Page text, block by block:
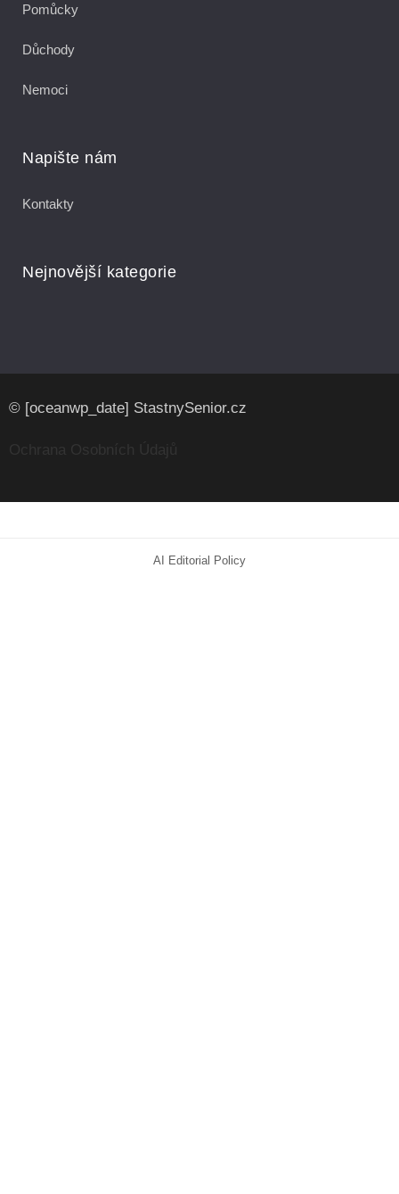
Pomůcky
Důchody
Nemoci
Napište nám
Kontakty
Nejnovější kategorie
© [oceanwp_date] StastnySenior.cz
AI Editorial Policy